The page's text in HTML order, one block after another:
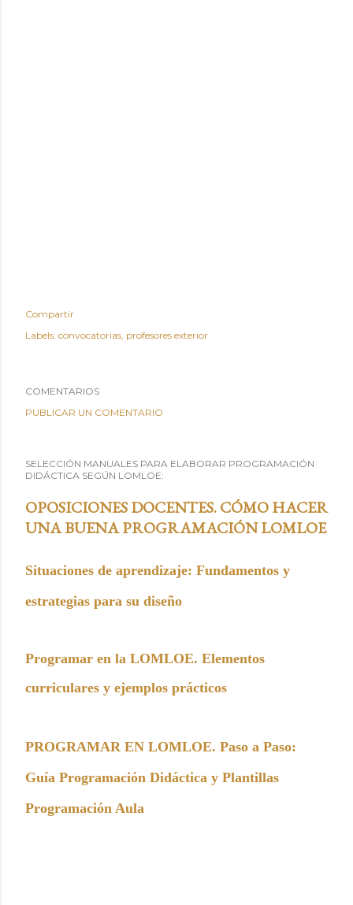
Compartir
Labels: convocatorias profesores exterior
COMENTARIOS
PUBLICAR UN COMENTARIO
SELECCIÓN MANUALES PARA ELABORAR PROGRAMACIÓN
DIDÁCTICA SEGÚN LOMLOE:
OPOSICIONES DOCENTES. CÓMO HACER
UNA BUENA PROGRAMACIÓN LOMLOE
Situaciones de aprendizaje: Fundamentos y
estrategias para su diseño
Programar en la LOMLOE. Elementos
curriculares y ejemplos prácticos
PROGRAMAR EN LOMLOE. Paso a Paso:
Guía Programación Didáctica y Plantillas
Programación Aula